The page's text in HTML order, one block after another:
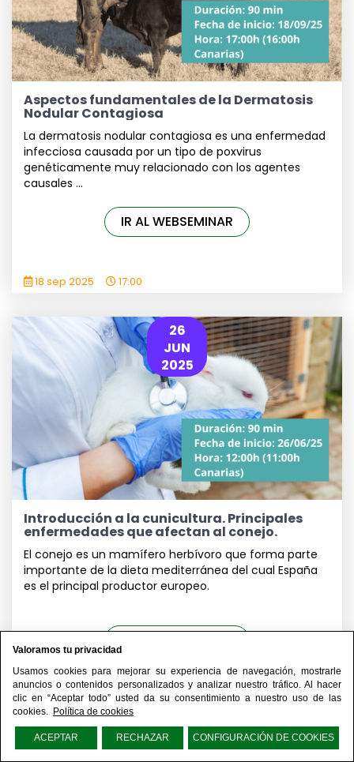
Aspectos fundamentales de la Dermatosis
Nodular Contagiosa
La dermatosis nodular contagiosa es una enfermedad
infecciosa causada por un tipo de poxvirus
genéticamente muy relacionado con los agentes
causales ...
18 sep 2025 17:00
IR AL WEBSEMINAR
26
JUN
2025
Introducción a la cunicultura. Principales
enfermedades que afectan al conejo.
El conejo es un mamífero herbívoro que forma parte
importante de la dieta mediterránea del cual España
es el principal productor europeo.
26 jun 2025 12:00
12
Valoramos tu privacidad
Usamos cookies para mejorar su experiencia de navegación, mostrarle
anuncios o contenidos personalizados y analizar nuestro tráfico. Al hacer
clic en “Aceptar todo” usted da su consentimiento a nuestro uso de las
cookies. Política de cookies
ACEPTAR RECHAZAR CONFIGURACIÓN DE COOKIES